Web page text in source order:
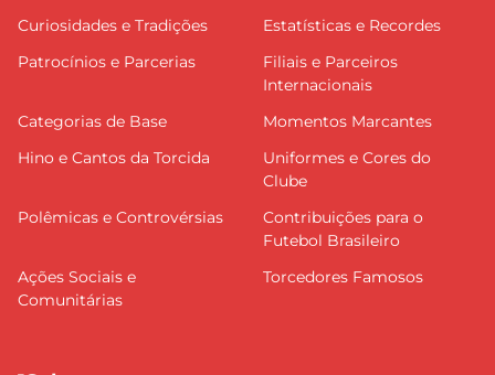
Curiosidades e Tradições
Estatísticas e Recordes
Patrocínios e Parcerias
Filiais e Parceiros
Internacionais
Categorias de Base
Momentos Marcantes
Hino e Cantos da Torcida
Uniformes e Cores do
Clube
Polêmicas e Controvérsias
Contribuições para o
Futebol Brasileiro
Ações Sociais e
Comunitárias
Torcedores Famosos